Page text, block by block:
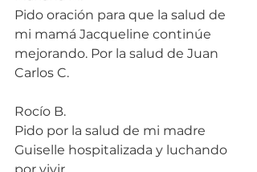
Pido oración para que la salud de
mi mamá Jacqueline continúe
mejorando. Por la salud de Juan
Carlos C.
Rocío B.
Pido por la salud de mi madre
Guiselle hospitalizada y luchando